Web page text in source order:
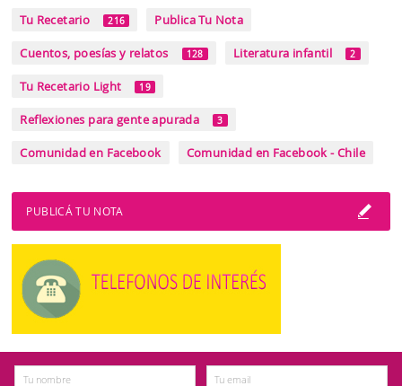
Tu Recetario 216 Publica Tu Nota
Cuentos, poesías y relatos 128 Literatura infantil 2
Tu Recetario Light 19
Reflexiones para gente apurada 3
Comunidad en Facebook Comunidad en Facebook - Chile
PUBLICÁ TU NOTA